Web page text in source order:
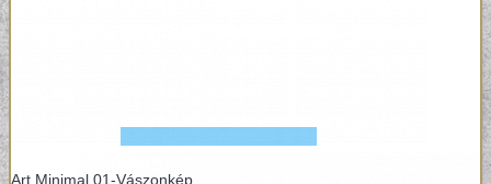
Art Minimal 01-Vászonkép